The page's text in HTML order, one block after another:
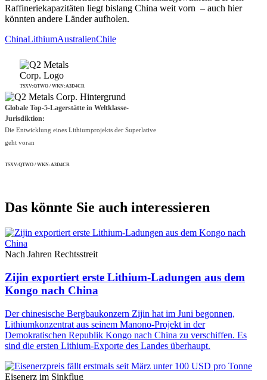
Raffineriekapazitäten liegt bislang China weit vorn – auch hier
könnten andere Länder aufholen.
ChinaLithiumAustralienChile
TSXV:QTWO / WKN:A3D4CR
Globale Top-5-Lagerstätte in Weltklasse-
Jurisdiktion:
Die Entwicklung eines Lithiumprojekts der Superlative
geht voran
TSXV:QTWO / WKN:A3D4CR
Das könnte Sie auch interessieren
Nach Jahren Rechtsstreit
Zijin exportiert erste Lithium-Ladungen aus dem
Kongo nach China
Der chinesische Bergbaukonzern Zijin hat im Juni begonnen,
Lithiumkonzentrat aus seinem Manono-Projekt in der
Demokratischen Republik Kongo nach China zu verschiffen. Es
sind die ersten Lithium-Exporte des Landes überhaupt.
Eisenerz im Sinkflug